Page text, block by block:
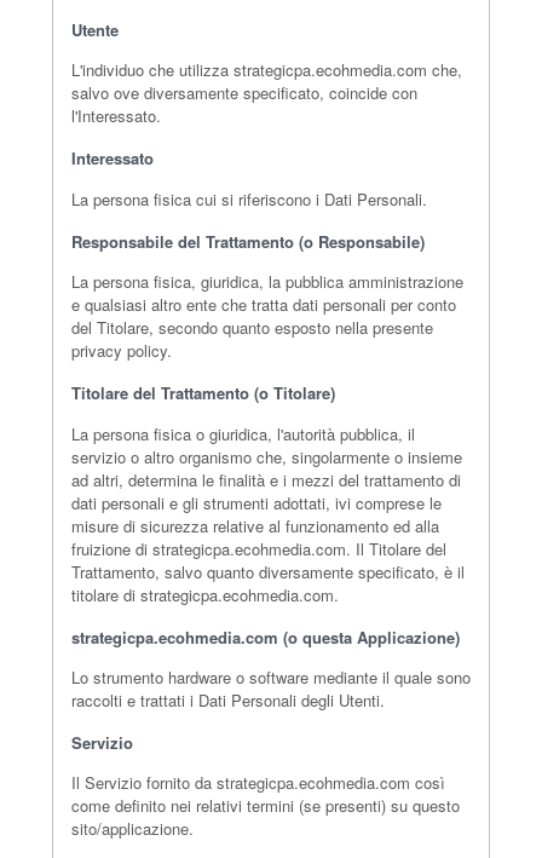
Utente
L'individuo che utilizza strategicpa.ecohmedia.com che,
salvo ove diversamente specificato, coincide con
l'Interessato.
Interessato
La persona fisica cui si riferiscono i Dati Personali.
Responsabile del Trattamento (o Responsabile)
La persona fisica, giuridica, la pubblica amministrazione
e qualsiasi altro ente che tratta dati personali per conto
del Titolare, secondo quanto esposto nella presente
privacy policy.
Titolare del Trattamento (o Titolare)
La persona fisica o giuridica, l'autorità pubblica, il
servizio o altro organismo che, singolarmente o insieme
ad altri, determina le finalità e i mezzi del trattamento di
dati personali e gli strumenti adottati, ivi comprese le
misure di sicurezza relative al funzionamento ed alla
fruizione di strategicpa.ecohmedia.com. Il Titolare del
Trattamento, salvo quanto diversamente specificato, è il
titolare di strategicpa.ecohmedia.com.
strategicpa.ecohmedia.com (o questa Applicazione)
Lo strumento hardware o software mediante il quale sono
raccolti e trattati i Dati Personali degli Utenti.
Servizio
Il Servizio fornito da strategicpa.ecohmedia.com così
come definito nei relativi termini (se presenti) su questo
sito/applicazione.